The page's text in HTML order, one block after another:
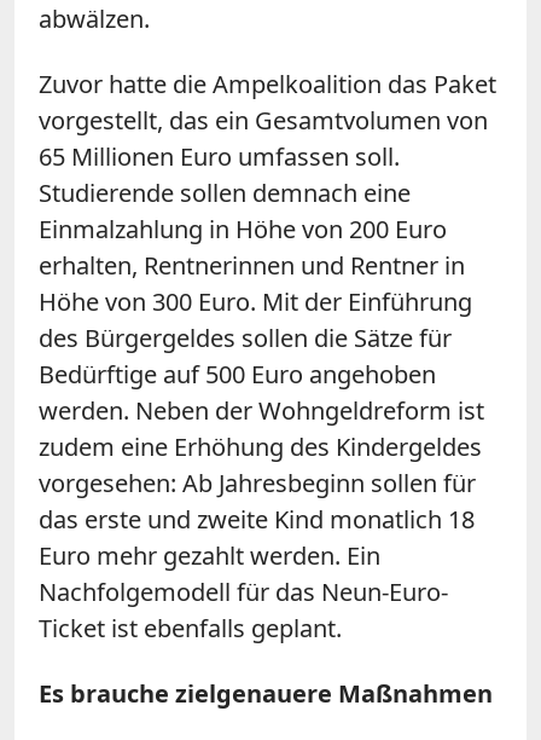
abwälzen.
Zuvor hatte die Ampelkoalition das Paket
vorgestellt, das ein Gesamtvolumen von
65 Millionen Euro umfassen soll.
Studierende sollen demnach eine
Einmalzahlung in Höhe von 200 Euro
erhalten, Rentnerinnen und Rentner in
Höhe von 300 Euro. Mit der Einführung
des Bürgergeldes sollen die Sätze für
Bedürftige auf 500 Euro angehoben
werden. Neben der Wohngeldreform ist
zudem eine Erhöhung des Kindergeldes
vorgesehen: Ab Jahresbeginn sollen für
das erste und zweite Kind monatlich 18
Euro mehr gezahlt werden. Ein
Nachfolgemodell für das Neun-Euro-
Ticket ist ebenfalls geplant.
Es brauche zielgenauere Maßnahmen